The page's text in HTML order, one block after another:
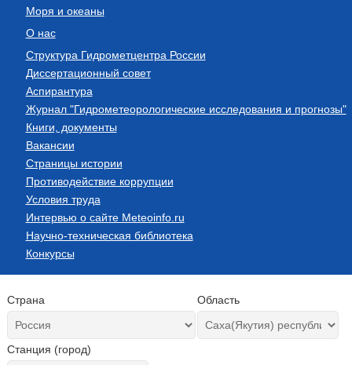
Моря и океаны
О нас
Структура Гидрометцентра России
Диссертационный совет
Аспирантура
Журнал "Гидрометеорологические исследования и прогнозы"
Книги, документы
Вакансии
Страницы истории
Противодействие коррупции
Условия труда
Интервью о сайте Meteoinfo.ru
Научно-техническая библиотека
Конкурсы
Страна Область
Станция (город)